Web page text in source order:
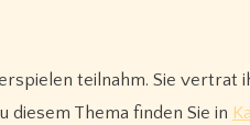
teilnahm. Sie vertrat
Thema finden Sie in